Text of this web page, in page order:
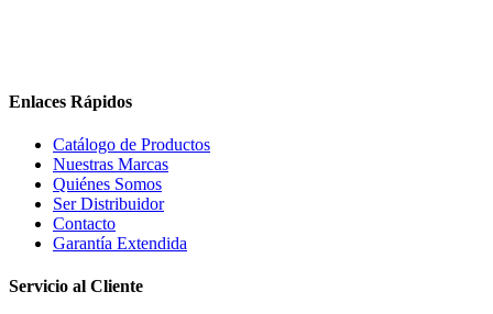
Enlaces Rápidos
Catálogo de Productos
Nuestras Marcas
Quiénes Somos
Ser Distribuidor
Contacto
Garantía Extendida
Servicio al Cliente